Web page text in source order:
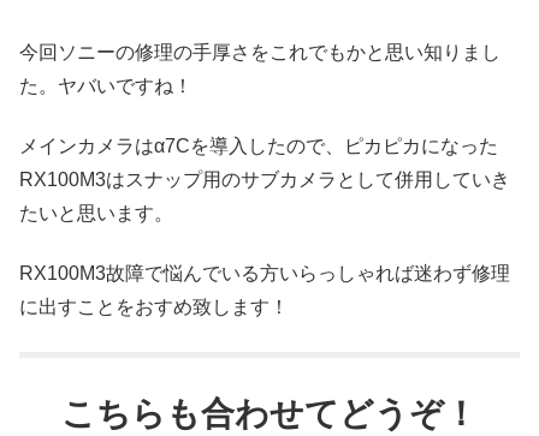
今回ソニーの修理の手厚さをこれでもかと思い知りまし
た。ヤバいですね！
メインカメラはα7Cを導入したので、ピカピカになった
RX100M3はスナップ用のサブカメラとして併用していき
たいと思います。
RX100M3故障で悩んでいる方いらっしゃれば迷わず修理
に出すことをおすめ致します！
こちらも合わせてどうぞ！